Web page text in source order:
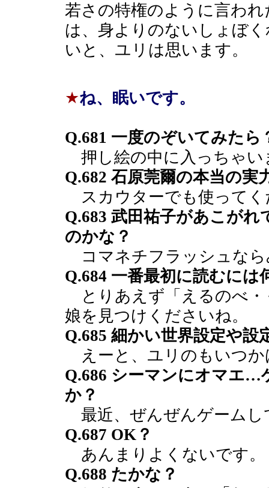
若さの特権のように言わ
は、身よりのないしょぼ
いと、ユリは思います。
★ね、眠いです。
Q.681 一度のぞいてみたら
押し絵の中に入っちゃい
Q.682 石原莞爾の本当の実
スカウターでも使ってく
Q.683 武田祐子があこが
のかな？
コマネチフラッシュなら
Q.684 一番最初に読むには
とりあえず「えるのべ・
娘を見つけくださいね。
Q.685 細かい世界設定や設
えーと、ユリのもいつか
Q.686 シーマンにオマエ…
か？
最近、ぜんぜんゲームし
Q.687 OK？
あんまりよくないです。
Q.688 たかな？